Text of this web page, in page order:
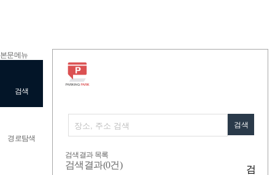
본문메뉴
검색
경로탐색
검색
검색결과 목록
검색결과(0건)
검